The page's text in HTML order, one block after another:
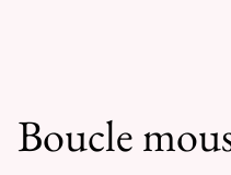
Boucle